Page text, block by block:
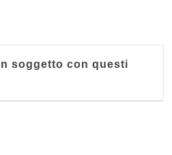
18/b, Assisi
soggetto con questi